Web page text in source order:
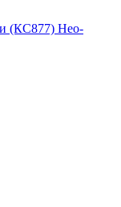
(КС877) Нео-